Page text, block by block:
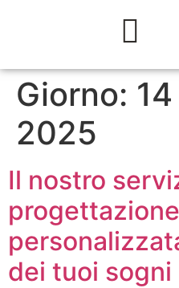
Giorno:
2025
Il nostro
progettazione
dei tuoi sogni